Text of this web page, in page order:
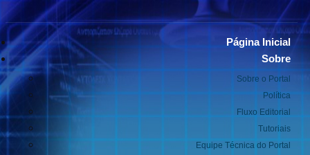
Página Inicial
Sobre
Sobre o Portal
Política
Fluxo Editorial
Tutoriais
Equipe Técnica do Portal